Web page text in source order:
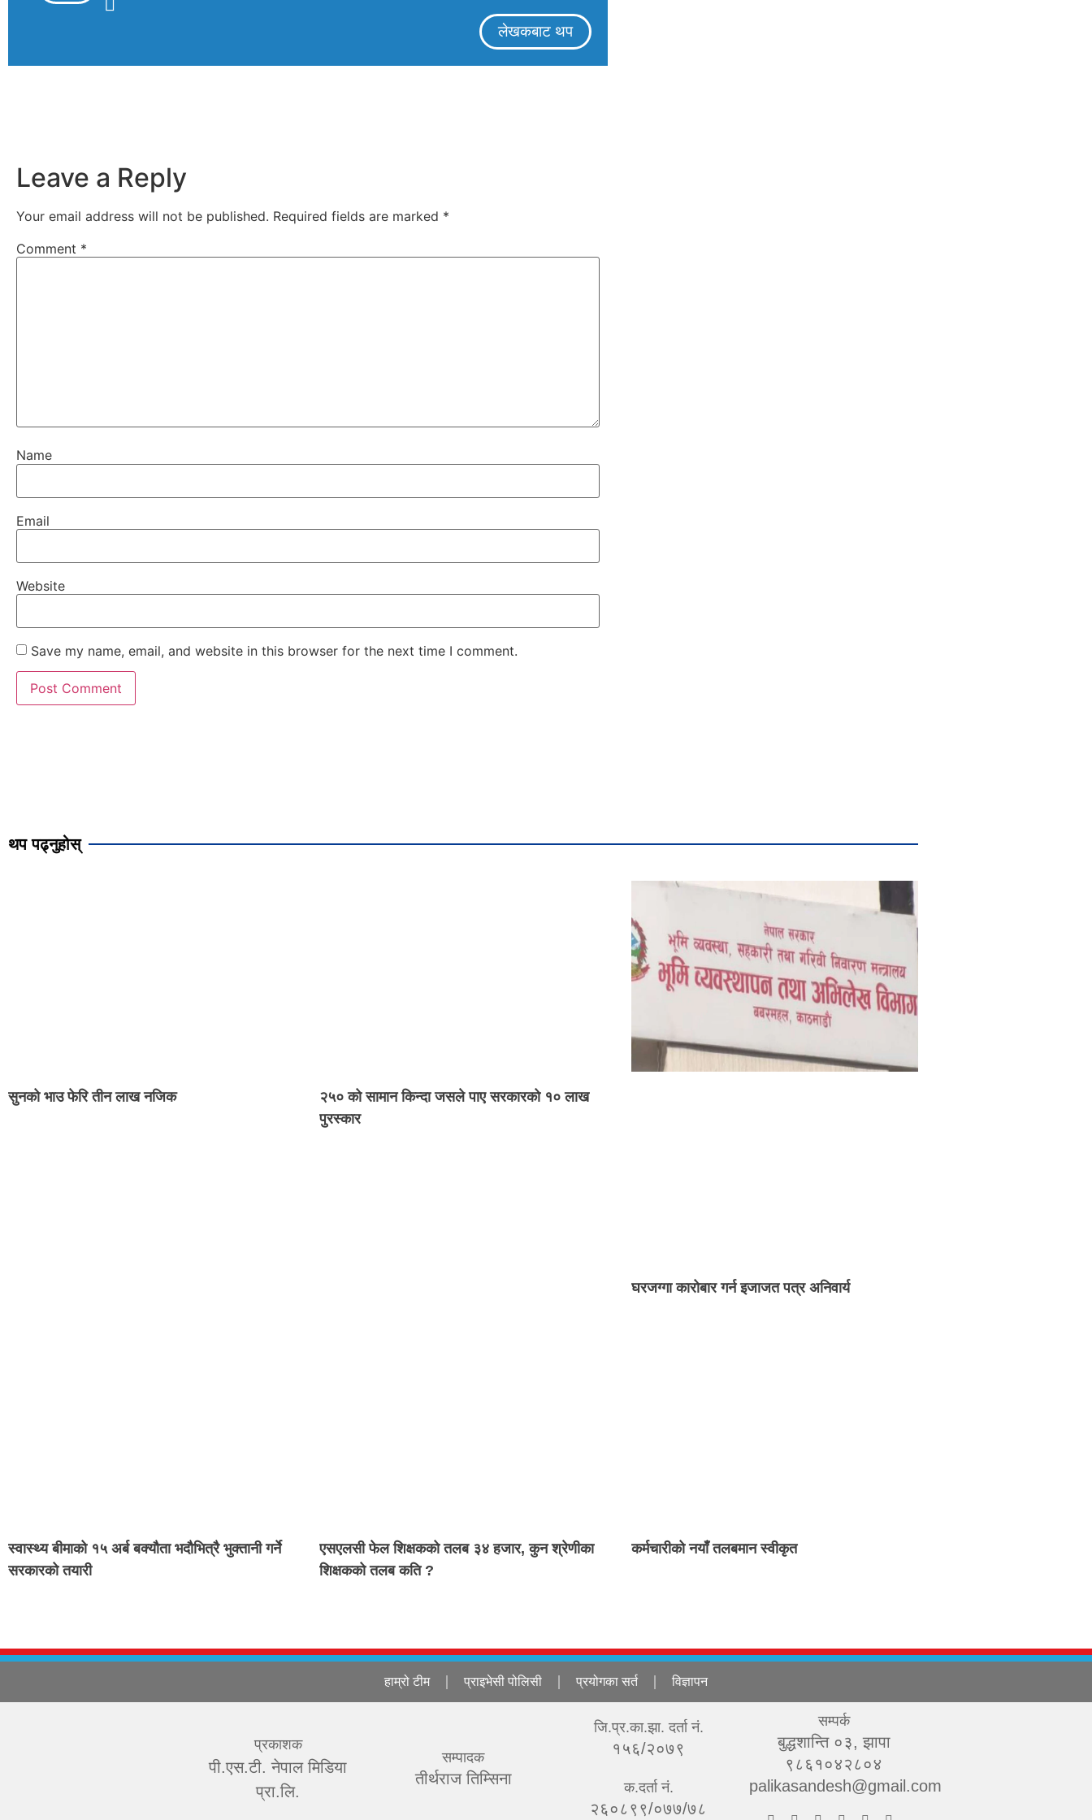
लेखकबाट थप
Leave a Reply
Your email address will not be published. Required fields are marked *
Comment *
Name
Email
Website
Save my name, email, and website in this browser for the next time I comment.
थप पढ्नुहोस्
सुनको भाउ फेरि तीन लाख नजिक
२५० को सामान किन्दा जसले पाए सरकारको १० लाख
पुरस्कार
घरजग्गा कारोबार गर्न इजाजत पत्र अनिवार्य
स्वास्थ्य बीमाको १५ अर्ब बक्यौता भदौभित्रै भुक्तानी गर्ने
सरकारको तयारी
एसएलसी फेल शिक्षकको तलब ३४ हजार, कुन श्रेणीका
शिक्षकको तलब कति ?
कर्मचारीको नयाँ तलबमान स्वीकृत
हाम्रो टीम प्राइभेसी पोलिसी प्रयोगका सर्त विज्ञापन
प्रकाशक
पी.एस.टी. नेपाल मिडिया
प्रा.लि.
सम्पादक
तीर्थराज तिम्सिना
जि.प्र.का.झा. दर्ता नं.
१५६/२०७९
क.दर्ता नं.
२६०८९९/०७७/७८
सम्पर्क
बुद्धशान्ति ०३, झापा
९८६१०४२८०४
palikasandesh@gmail.com